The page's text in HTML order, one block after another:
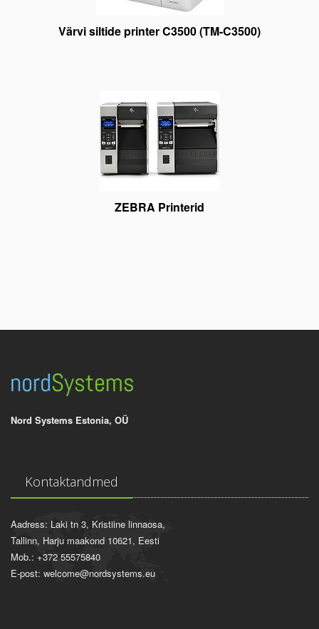
Värvi siltide printer C3500 (TM-C3500)
ZEBRA Printerid
Nord Systems Estonia, OÜ
Kontaktandmed
Aadress: Laki tn 3, Kristiine linnaosa,
Tallinn, Harju maakond 10621, Eesti
Mob.: +372 55575840
E-post: welcome@nordsystems.eu